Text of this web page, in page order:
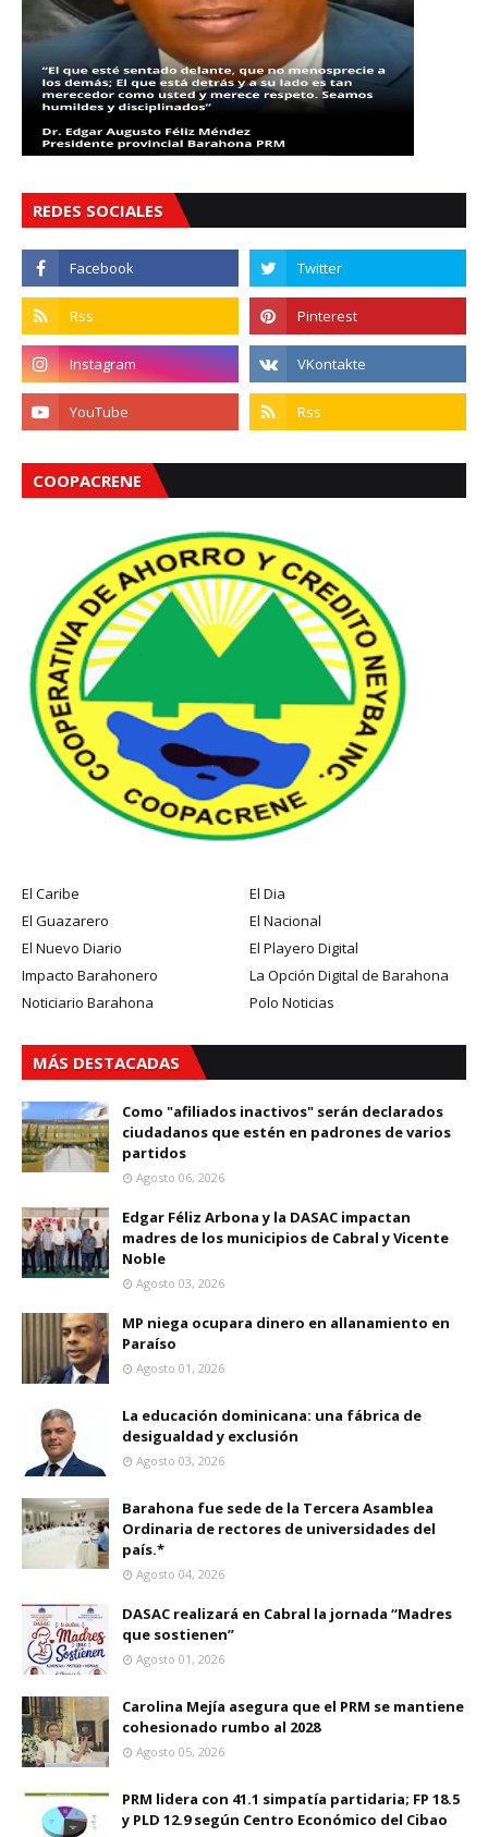
REDES SOCIALES
COOPACRENE
El Caribe
El Dia
El Guazarero
El Nacional
El Nuevo Diario
El Playero Digital
Impacto Barahonero
La Opción Digital de Barahona
Noticiario Barahona
Polo Noticias
MÁS DESTACADAS
Como "afiliados inactivos" serán declarados
ciudadanos que estén en padrones de varios
partidos
Agosto 06, 2026
Edgar Féliz Arbona y la DASAC impactan
madres de los municipios de Cabral y Vicente
Noble
Agosto 03, 2026
MP niega ocupara dinero en allanamiento en
Paraíso
Agosto 01, 2026
La educación dominicana: una fábrica de
desigualdad y exclusión
Agosto 03, 2026
Barahona fue sede de la Tercera Asamblea
Ordinaria de rectores de universidades del
país.*
Agosto 04, 2026
DASAC realizará en Cabral la jornada “Madres
que sostienen”
Agosto 01, 2026
Carolina Mejía asegura que el PRM se mantiene
cohesionado rumbo al 2028
Agosto 05, 2026
PRM lidera con 41.1 simpatía partidaria; FP 18.5
y PLD 12.9 según Centro Económico del Cibao